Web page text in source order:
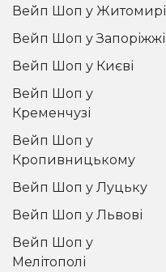
Уцінка
Вейп Шоп у Житомирі
Вейп Шоп у Запоріжжі
Вейп Шоп у Києві
Вейп Шоп у
Кременчузі
Вейп Шоп у
Кропивницькому
Вейп Шоп у Луцьку
Вейп Шоп у Львові
Вейп Шоп у
Мелітополі